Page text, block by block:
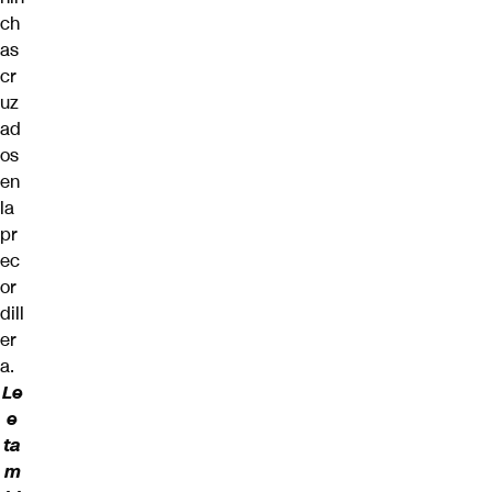
ch
as
cr
uz
ad
os
en
la
pr
ec
or
dill
er
a.
Le
e
ta
m